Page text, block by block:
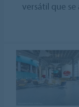
versátil que